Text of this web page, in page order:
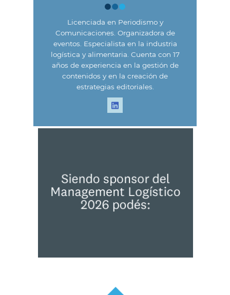
Licenciada en Periodismo y
Comunicaciones. Organizadora de
eventos. Especialista en la industria
logística y alimentaria. Cuenta con 17
años de experiencia en la gestión de
contenidos y en la creación de
estrategias editoriales.